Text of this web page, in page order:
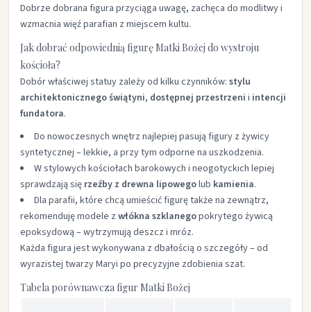
Dobrze dobrana figura przyciąga uwagę, zachęca do modlitwy i
wzmacnia więź parafian z miejscem kultu.
Jak dobrać odpowiednią figurę Matki Bożej do wystroju
kościoła?
Dobór właściwej statuy zależy od kilku czynników: stylu
architektonicznego świątyni, dostępnej przestrzeni i intencji
fundatora.
Do nowoczesnych wnętrz najlepiej pasują figury z żywicy
syntetycznej – lekkie, a przy tym odporne na uszkodzenia.
W stylowych kościołach barokowych i neogotyckich lepiej
sprawdzają się rzeźby z drewna lipowegolub kamienia.
Dla parafii, które chcą umieścić figurę także na zewnątrz,
rekomenduję modele z włókna szklanegopokrytego żywicą
epoksydową – wytrzymują deszcz i mróz.
Każda figura jest wykonywana z dbałością o szczegóły – od
wyrazistej twarzy Maryi po precyzyjne zdobienia szat.
Tabela porównawcza figur Matki Bożej